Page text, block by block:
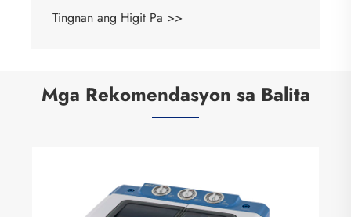
Tingnan ang Higit Pa >>
Mga Rekomendasyon sa Balita